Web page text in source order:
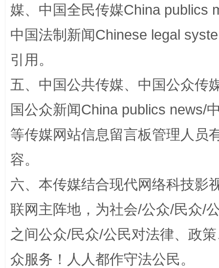
招工难、用工荒背后
媒、中国全民传媒China publics
中国法制新闻Chinese legal
引用。
五、中国公共传媒、中国公众传
国公众新闻China publics news/
等传媒网站信息留言板管理人员
容。
六、本传媒结合现代网络科技影
联网主阵地，为社会/公众/民众/
之间公众/民众/公民对法律、政
众服务！人人都作守法公民。